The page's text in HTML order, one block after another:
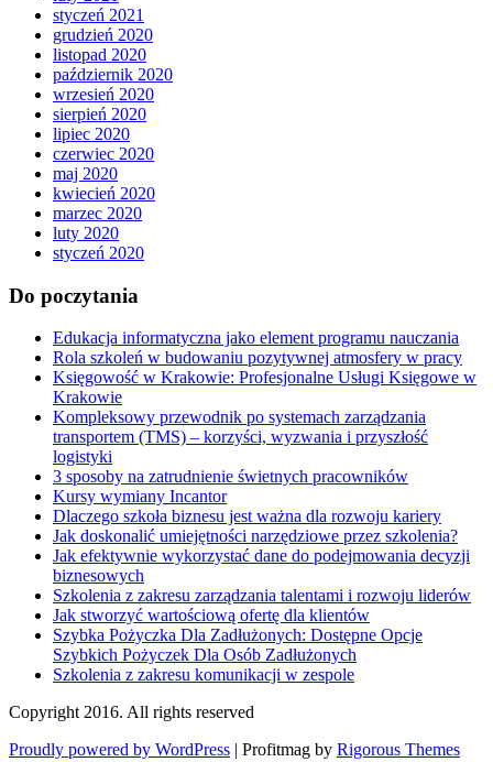
styczeń 2021
grudzień 2020
listopad 2020
październik 2020
wrzesień 2020
sierpień 2020
lipiec 2020
czerwiec 2020
maj 2020
kwiecień 2020
marzec 2020
luty 2020
styczeń 2020
Do poczytania
Edukacja informatyczna jako element programu nauczania
Rola szkoleń w budowaniu pozytywnej atmosfery w pracy
Księgowość w Krakowie: Profesjonalne Usługi Księgowe w
Krakowie
Kompleksowy przewodnik po systemach zarządzania
transportem (TMS) – korzyści, wyzwania i przyszłość
logistyki
3 sposoby na zatrudnienie świetnych pracowników
Kursy wymiany Incantor
Dlaczego szkoła biznesu jest ważna dla rozwoju kariery
Jak doskonalić umiejętności narzędziowe przez szkolenia?
Jak efektywnie wykorzystać dane do podejmowania decyzji
biznesowych
Szkolenia z zakresu zarządzania talentami i rozwoju liderów
Jak stworzyć wartościową ofertę dla klientów
Szybka Pożyczka Dla Zadłużonych: Dostępne Opcje
Szybkich Pożyczek Dla Osób Zadłużonych
Szkolenia z zakresu komunikacji w zespole
Copyright 2016. All rights reserved
Proudly powered by WordPress
Profitmag by Rigorous Themes